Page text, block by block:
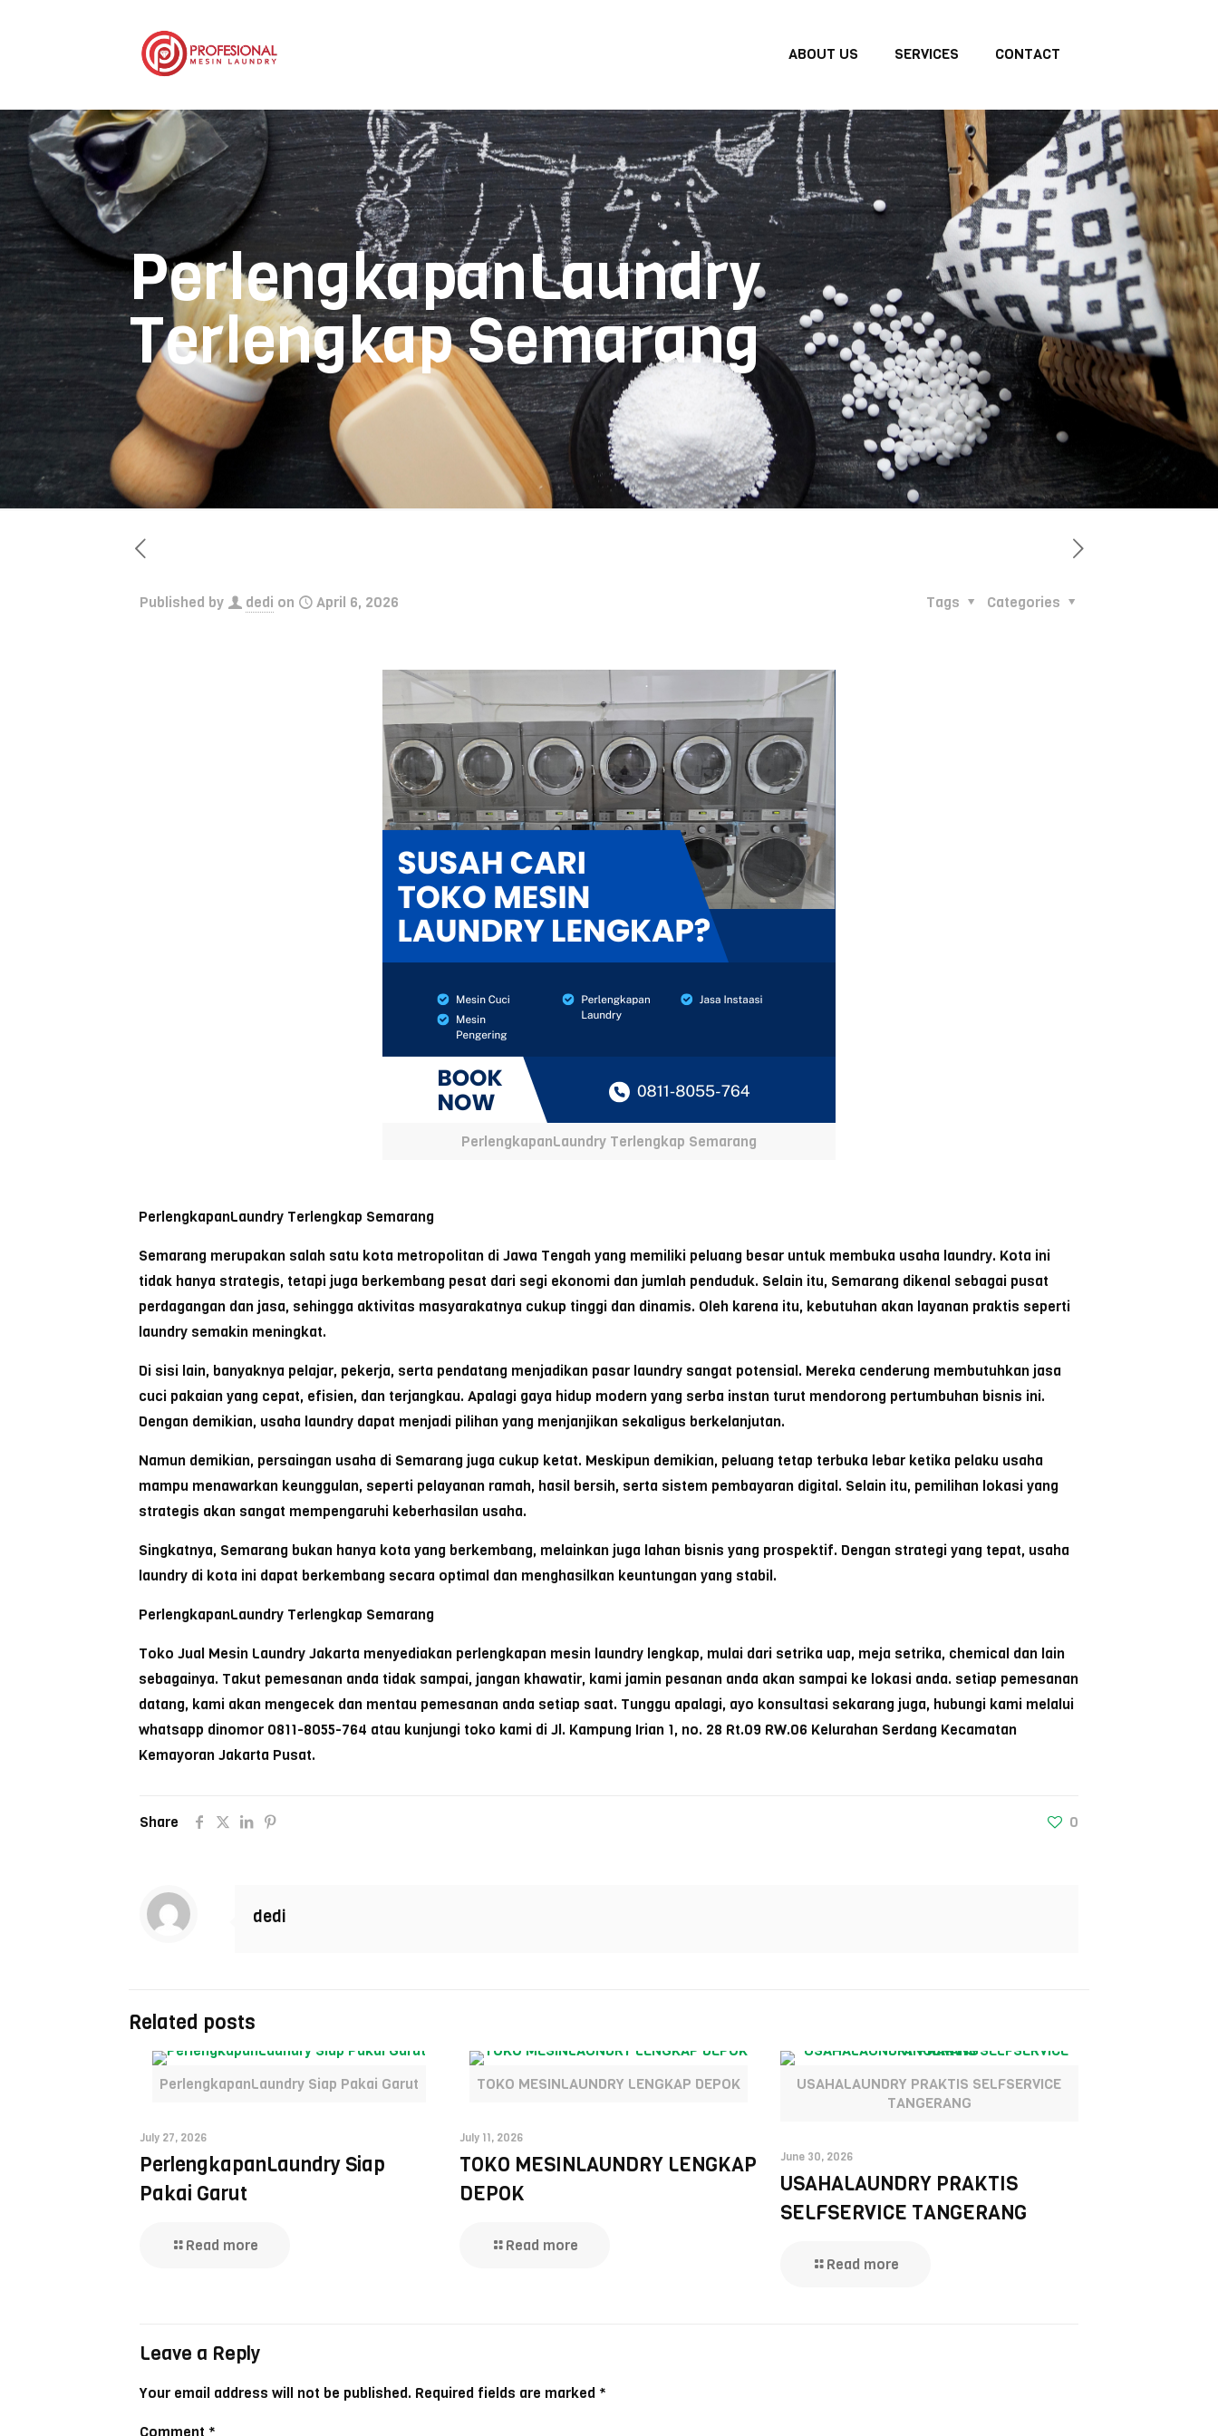
ABOUT US SERVICES CONTACT
PerlengkapanLaundry
Terlengkap Semarang
Published by dedi on April 6, 2026 Categories
Tags
PerlengkapanLaundry Terlengkap Semarang
PerlengkapanLaundry Terlengkap Semarang
Semarang merupakan salah satu kota metropolitan di Jawa Tengah yang memiliki peluang besar untuk membuka usaha laundry. Kota ini
tidak hanya strategis, tetapi juga berkembang pesat dari segi ekonomi dan jumlah penduduk. Selain itu, Semarang dikenal sebagai pusat
perdagangan dan jasa, sehingga aktivitas masyarakatnya cukup tinggi dan dinamis. Oleh karena itu, kebutuhan akan layanan praktis seperti
laundry semakin meningkat.
Di sisi lain, banyaknya pelajar, pekerja, serta pendatang menjadikan pasar laundry sangat potensial. Mereka cenderung membutuhkan jasa
cuci pakaian yang cepat, efisien, dan terjangkau. Apalagi gaya hidup modern yang serba instan turut mendorong pertumbuhan bisnis ini.
Dengan demikian, usaha laundry dapat menjadi pilihan yang menjanjikan sekaligus berkelanjutan.
Namun demikian, persaingan usaha di Semarang juga cukup ketat. Meskipun demikian, peluang tetap terbuka lebar ketika pelaku usaha
mampu menawarkan keunggulan, seperti pelayanan ramah, hasil bersih, serta sistem pembayaran digital. Selain itu, pemilihan lokasi yang
strategis akan sangat mempengaruhi keberhasilan usaha.
Singkatnya, Semarang bukan hanya kota yang berkembang, melainkan juga lahan bisnis yang prospektif. Dengan strategi yang tepat, usaha
laundry di kota ini dapat berkembang secara optimal dan menghasilkan keuntungan yang stabil.
PerlengkapanLaundry Terlengkap Semarang
Toko Jual Mesin Laundry Jakarta menyediakan perlengkapan mesin laundry lengkap, mulai dari setrika uap, meja setrika, chemical dan lain
sebagainya. Takut pemesanan anda tidak sampai, jangan khawatir, kami jamin pesanan anda akan sampai ke lokasi anda. setiap pemesanan
datang, kami akan mengecek dan mentau pemesanan anda setiap saat. Tunggu apalagi, ayo konsultasi sekarang juga, hubungi kami melalui
whatsapp dinomor 0811-8055-764 atau kunjungi toko kami di Jl. Kampung Irian 1, no. 28 Rt.09 RW.06 Kelurahan Serdang Kecamatan
Kemayoran Jakarta Pusat.
Share 0
dedi
Related posts
PerlengkapanLaundry Siap Pakai Garut
July 27, 2026
PerlengkapanLaundry Siap
Pakai Garut
Read more
TOKO MESINLAUNDRY LENGKAP DEPOK
July 11, 2026
TOKO MESINLAUNDRY LENGKAP
DEPOK
Read more
USAHALAUNDRY PRAKTIS SELFSERVICE
TANGERANG
June 30, 2026
USAHALAUNDRY PRAKTIS
SELFSERVICE TANGERANG
Read more
Leave a Reply
Your email address will not be published. Required fields are marked *
Comment *